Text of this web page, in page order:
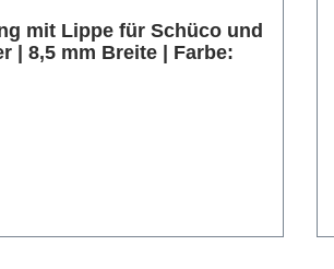
mit Lippe für Schüco und
| 8,5 mm Breite | Farbe: